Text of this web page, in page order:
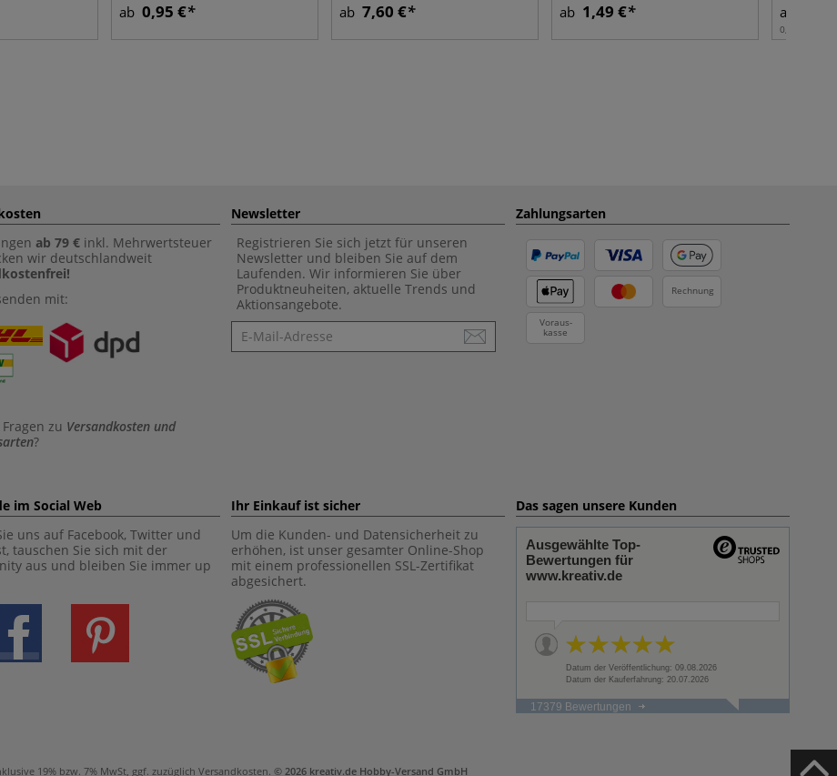
ab 0,95 € ab 7,60 € ab 1,49 € ab
0,25 l | 1 l:
ab 79 € inkl. Mehrwertsteuer
wir deutschlandweit
mit:
zu Versandkosten und
?
Newsletter
Registrieren Sie sich jetzt für unseren
Newsletter und bleiben Sie auf dem
Laufenden. Wir informieren Sie über
Produktneuheiten, aktuelle Trends und
Aktionsangebote.
Newsletter
Zahlungsarten
Rechnung
Voraus-
kasse
im Social Web
uns auf Facebook, Twitter und
tauschen Sie sich mit der
aus und bleiben Sie immer up
Ihr Einkauf ist sicher
Um die Kunden- und Datensicherheit zu
erhöhen, ist unser gesamter Online-Shop
mit einem professionellen SSL-Zertifikat
abgesichert.
Das sagen unsere Kunden
Ausgewählte Top-
Bewertungen für
www.kreativ.de
Datum der Veröffentlichung: 09.08.2026
Datum der Kauferfahrung: 20.07.2026
17379 Bewertungen
19% bzw. 7% MwSt, ggf. zuzüglich Versandkosten. © 2026 kreativ.de Hobby-Versand GmbH